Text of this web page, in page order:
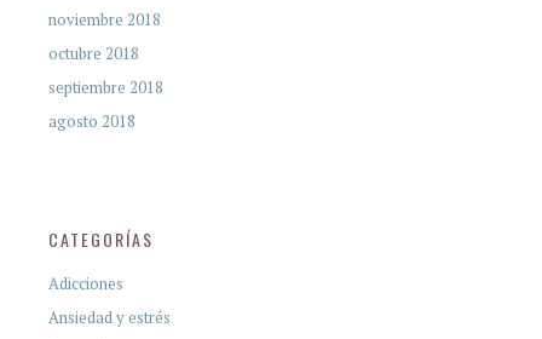
noviembre 2018
octubre 2018
septiembre 2018
agosto 2018
CATEGORÍAS
Adicciones
Ansiedad y estrés